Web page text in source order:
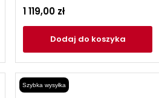
1 119,00 zł
Dodaj do koszyka
Szybka wysyłka